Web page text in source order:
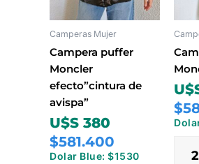
Camperas Mujer
Campera puffer
Moncler
efecto”cintura de
avispa”
U$S 380
$581.400
Dolar Blue: $1530
opciones
se
pueden
en
producto